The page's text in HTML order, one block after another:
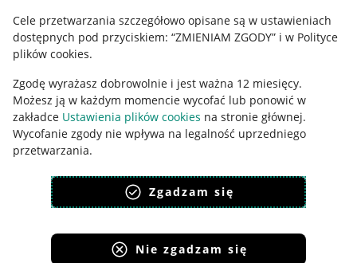
Cele przetwarzania szczegółowo opisane są w ustawieniach
dostępnych pod przyciskiem: “ZMIENIAM ZGODY” i w Polityce
plików cookies.
Zgodę wyrażasz dobrowolnie i jest ważna 12 miesięcy.
Możesz ją w każdym momencie wycofać lub ponowić w
zakładce Ustawienia plików cookies na stronie głównej.
Wycofanie zgody nie wpływa na legalność uprzedniego
przetwarzania.
polityka plików cookies
polityka ochrony prywatności
Zgadzam się
Nie zgadzam się
Informacje dla Aktu o Usługach Cyfrowych
Pobierz aplikację
Korzystanie z serwisu oznacza akceptacjęregulaminu